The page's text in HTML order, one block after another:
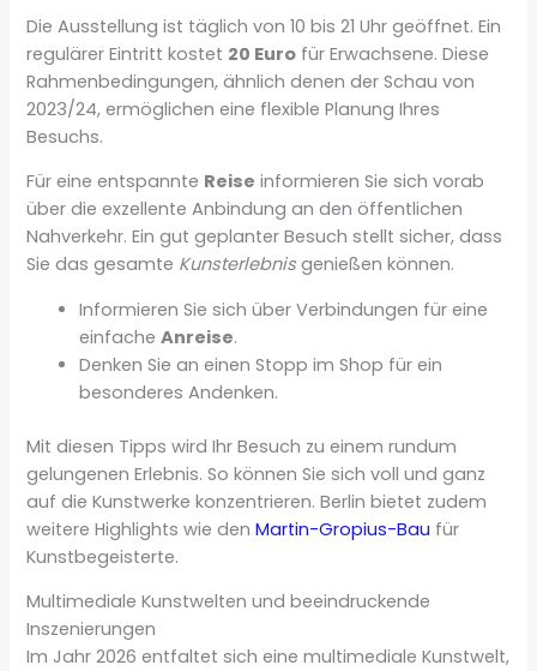
Die Ausstellung ist täglich von 10 bis 21 Uhr geöffnet. Ein
regulärer Eintritt kostet 20 Euro für Erwachsene. Diese
Rahmenbedingungen, ähnlich denen der Schau von
2023/24, ermöglichen eine flexible Planung Ihres
Besuchs.
Für eine entspannte Reise informieren Sie sich vorab
über die exzellente Anbindung an den öffentlichen
Nahverkehr. Ein gut geplanter Besuch stellt sicher, dass
Sie das gesamte Kunsterlebnis genießen können.
Informieren Sie sich über Verbindungen für eine
einfacheAnreise.
Denken Sie an einen Stopp im Shop für ein
besonderes Andenken.
Mit diesen Tipps wird Ihr Besuch zu einem rundum
gelungenen Erlebnis. So können Sie sich voll und ganz
auf die Kunstwerke konzentrieren. Berlin bietet zudem
weitere Highlights wie denMartin-Gropius-Bau für
Kunstbegeisterte.
Multimediale Kunstwelten und beeindruckende
Inszenierungen
Im Jahr 2026 entfaltet sich eine multimediale Kunstwelt,